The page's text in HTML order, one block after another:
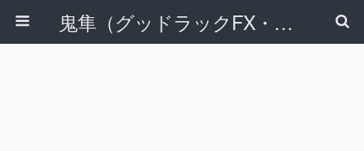
鬼隼（グッドラックFX・改）